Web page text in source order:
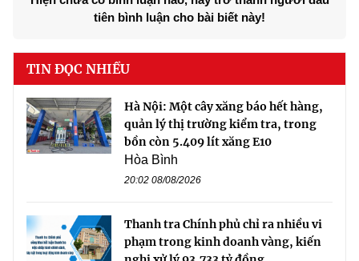
tiên bình luận cho bài biết này!
TIN ĐỌC NHIỀU
Hà Nội: Một cây xăng báo hết hàng,
quản lý thị trường kiểm tra, trong
bồn còn 5.409 lít xăng E10
Hòa Bình
20:02 08/08/2026
Thanh tra Chính phủ chỉ ra nhiều vi
phạm trong kinh doanh vàng, kiến